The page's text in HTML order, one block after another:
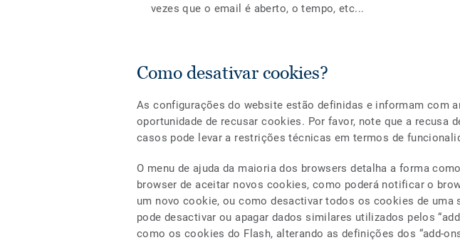
vezes que o email é aberto, o tempo, etc...
Como desativar cookies?
As configurações do website estão definidas e informam com
oportunidade de recusar cookies. Por favor, note que a recusa
casos pode levar a restrições técnicas em termos de
O menu de ajuda da maioria dos browsers detalha a forma
browser de aceitar novos cookies, como poderá notificar o
um novo cookie, ou como desactivar todos os cookies de uma
pode desactivar ou apagar dados similares utilizados pelos
como os cookies do Flash, alterando as definições dos “add-